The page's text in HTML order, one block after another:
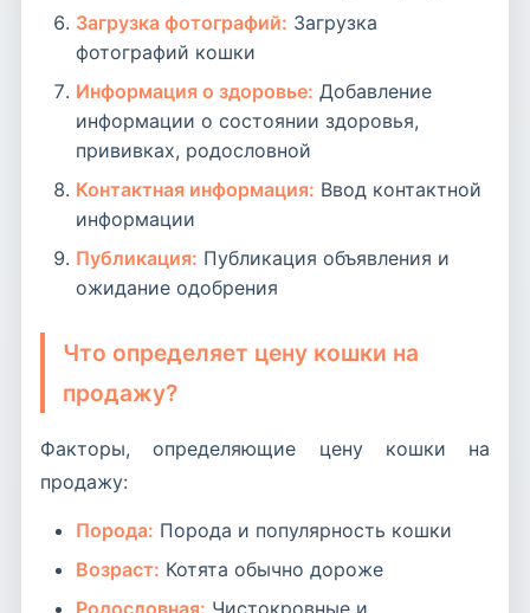
Загрузка фотографий: Загрузка
фотографий кошки
Информация о здоровье: Добавление
информации о состоянии здоровья,
прививках, родословной
Контактная информация: Ввод контактной
информации
Публикация: Публикация объявления и
ожидание одобрения
Что определяет цену кошки на
продажу?
Факторы, определяющие цену кошки на
продажу:
Порода: Порода и популярность кошки
Возраст: Котята обычно дороже